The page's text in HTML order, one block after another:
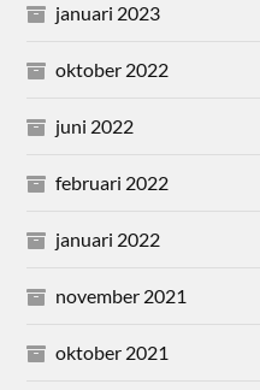
januari 2023
oktober 2022
juni 2022
februari 2022
januari 2022
november 2021
oktober 2021